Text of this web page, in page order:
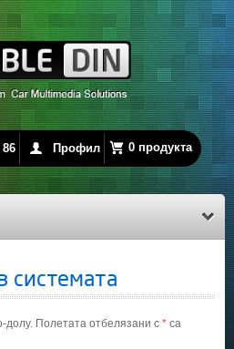
86 Профил 0 продукта
системата
Полетата отбелязани с * са